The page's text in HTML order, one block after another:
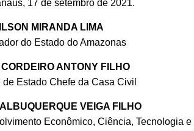
17 de setembro de 2021.
MIRANDA LIMA
do Estado do Amazonas
ANTONY FILHO
de Estado Chefe da Casa Civil
VEIGA FILHO
Econômico, Ciência, Tecnologia e